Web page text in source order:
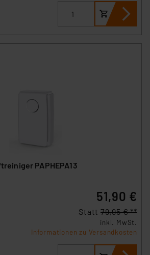
PAPHEPA13
51,90 €
Statt 79,95 € **
inkl. MwSt.
Informationen zu Versandkosten